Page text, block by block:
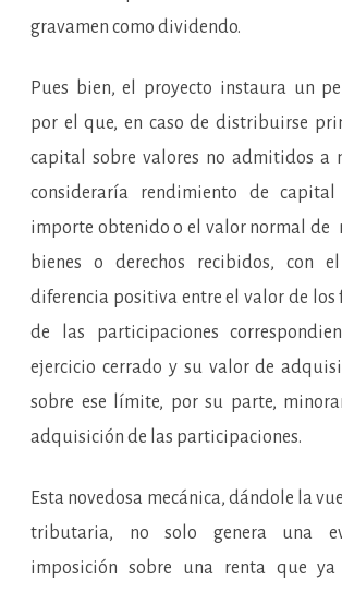
gravamen como dividendo.
Pues bien, el proyecto instaura un
por el que, en caso de distribuirse
capital sobre valores no admitidos a
consideraría rendimiento de
importe obtenido o el valor normal de
bienes o derechos recibidos, con
diferencia positiva entre el valor de los
de las participaciones
ejercicio cerrado y su valor de
sobre ese límite, por su parte,
adquisición de las participaciones.
Esta novedosa mecánica, dándole la
tributaria, no solo genera una
imposición sobre una renta que